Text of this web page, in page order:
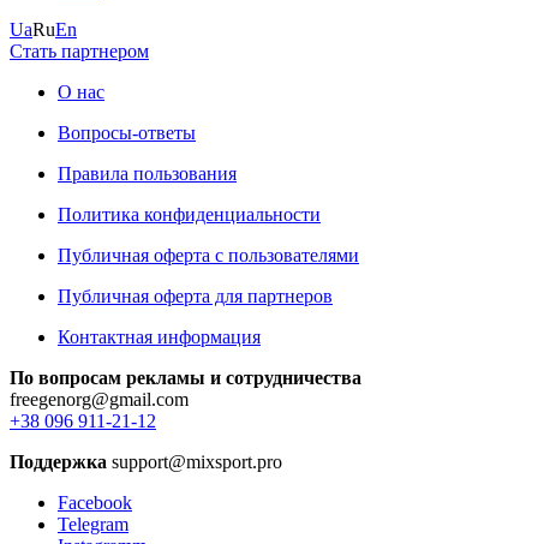
UaRuEn
Стать партнером
О нас
Вопросы-ответы
Правила пользования
Политика конфиденциальности
Публичная оферта с пользователями
Публичная оферта для партнеров
Контактная информация
По вопросам рекламы и сотрудничества
freegenorg@gmail.com
+38 096 911-21-12
Поддержка support@mixsport.pro
Facebook
Telegram